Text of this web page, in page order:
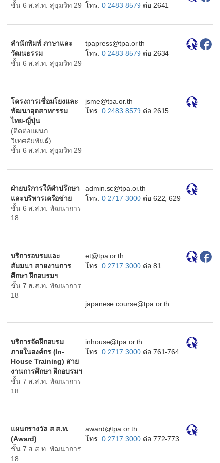
ชั้น 6 ส.ส.ท. สุขุมวิท 29 โทร. 0 2483 8579 ต่อ 2641
สำนักพิมพ์ ภาษาและ
วัฒนธรรม
ชั้น 6 ส.ส.ท. สุขุมวิท 29
ht.ro.apt@sserpapt
โทร. 0 2483 8579 ต่อ 2634
โครงการเชื่อมโยงและ
พัฒนาอุตสาหกรรม
ไทย-ญี่ปุ่น
(ติดต่อแผนก
วิเทศสัมพันธ์)
ชั้น 6 ส.ส.ท. สุขุมวิท 29
ht.ro.apt@emsj
โทร. 0 2483 8579 ต่อ 2615
ฝ่ายบริการให้คำปรึกษา
และบริหารเครือข่าย
ชั้น 6 ส.ส.ท. พัฒนาการ
18
ht.ro.apt@cs.nimda
โทร. 0 2717 3000 ต่อ 622, 629
บริการอบรมและ
สัมมนา สายงานการ
ศึกษา ฝึกอบรมฯ
ชั้น 7 ส.ส.ท. พัฒนาการ
18
ht.ro.apt@te
โทร. 0 2717 3000 ต่อ 81
ht.ro.apt@esruoc.esenapaj
บริการจัดฝึกอบรม
ภายในองค์กร (In-
House Training) สาย
งานการศึกษา ฝึกอบรมฯ
ชั้น 7 ส.ส.ท. พัฒนาการ
18
ht.ro.apt@esuohni
โทร. 0 2717 3000 ต่อ 761-764
แผนกรางวัล ส.ส.ท.
(Award)
ชั้น 7 ส.ส.ท. พัฒนาการ
18
ht.ro.apt@drawa
โทร. 0 2717 3000 ต่อ 772-773